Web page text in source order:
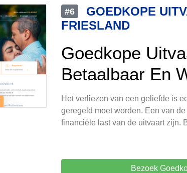
#6
GOEDKOPE
FRIESLAND
Goedkope
Betaalbaar En
Het verliezen van een geliefde is
geregeld moet worden. Een van
financiële last van de uitvaart zijn.
Bezoek